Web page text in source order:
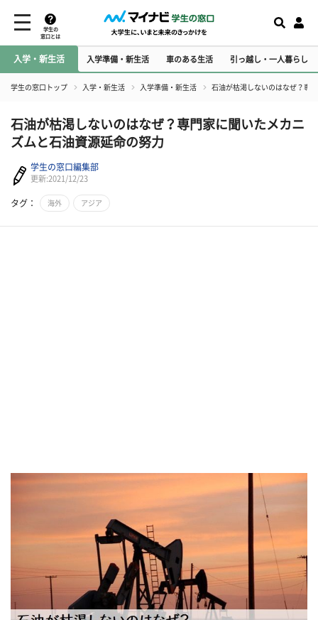
学生の
窓口とは
入学・新生活 入学準備・新生活 車のある生活 引っ越し・一人暮らし
学生の窓口トップ 入学・新生活 入学準備・新生活 石油が枯渇しないのはなぜ？専
石油が枯渇しないのはなぜ？専門家に聞いたメカニ
ズムと石油資源延命の努力
学生の窓口編集部
更新:2021/12/23
タグ： 海外 アジア